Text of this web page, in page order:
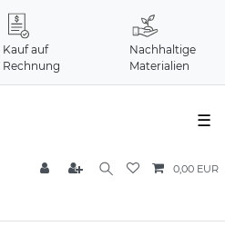
Kauf auf
Rechnung
Nachhaltige
Materialien
☰
0,00 EUR